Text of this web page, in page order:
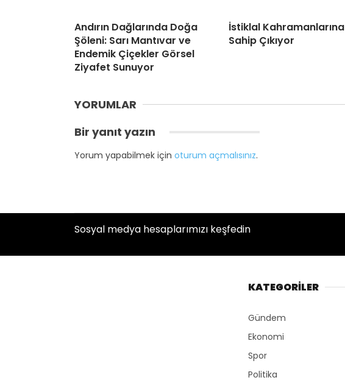
Andırın Dağlarında Doğa
Şöleni: Sarı Mantıvar ve
Endemik Çiçekler Görsel
Ziyafet Sunuyor
İstiklal Kahramanlarına
Sahip Çıkıyor
YORUMLAR
Bir yanıt yazın
Yorum yapabilmek için oturum açmalısınız.
Sosyal medya hesaplarımızı keşfedin
KATEGORİLER
Gündem
Ekonomi
Spor
Politika